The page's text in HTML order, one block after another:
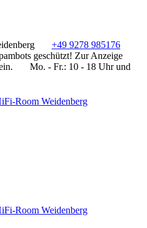
+49 9278 985176
geschützt! Zur Anzeige
Mo. - Fr.: 10 - 18 Uhr und